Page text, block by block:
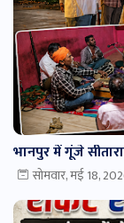
भानपुर में गूंजे
सोमवार, मई 18,